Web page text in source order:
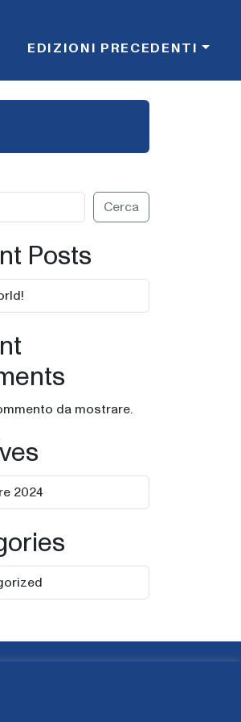
EDIZIONI PRECEDENTI
Cerca
Posts
da mostrare.
2024